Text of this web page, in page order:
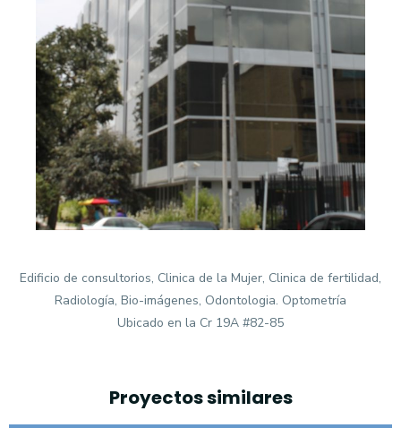
Edificio de consultorios, Clinica de la Mujer, Clinica de fertilidad,
Radiología, Bio-imágenes, Odontologia. Optometría
Ubicado en la Cr 19A #82-85
Proyectos similares